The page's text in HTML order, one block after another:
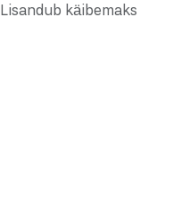
Lisandub käibemaks